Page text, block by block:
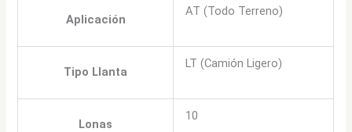
Aplicación
AT (Todo Terreno)
Tipo Llanta
LT (Camión Ligero)
Lonas
10